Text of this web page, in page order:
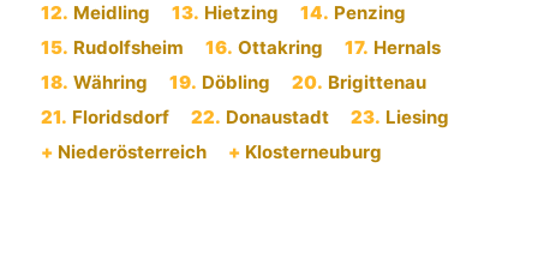
12. Meidling 13. Hietzing 14. Penzing
15. Rudolfsheim 16. Ottakring 17. Hernals
18. Währing 19. Döbling 20. Brigittenau
21. Floridsdorf 22. Donaustadt 23. Liesing
+ Niederösterreich + Klosterneuburg